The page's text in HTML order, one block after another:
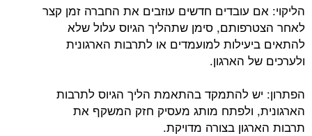
הליקוי: אם עובדים חדשים עוזבים את החברה זמן קצר
לאחר הצטרפותם, סימן שתהליך הגיוס עלול שלא
להתאים ביעילות למועמדים או לתרבות הארגונית
ולערכים של הארגון.
הפתרון: יש להתמקד בהתאמת הליך הגיוס לתרבות
הארגונית, ולפתח מותג מעסיק חזק המשקף את
תרבות הארגון בצורה מדויקת.